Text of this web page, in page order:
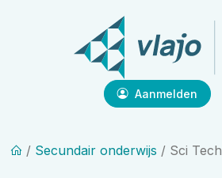
Aanmelden
/ Secundair onderwijs / Sci Tech